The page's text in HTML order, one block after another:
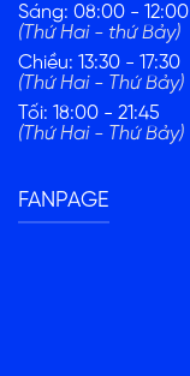
Sáng: 08:00 - 12:00
(Thứ Hai - thứ Bảy)
Chiều: 13:30 - 17:30
(Thứ Hai - Thứ Bảy)
Tối: 18:00 - 21:45
(Thứ Hai - Thứ Bảy)
FANPAGE